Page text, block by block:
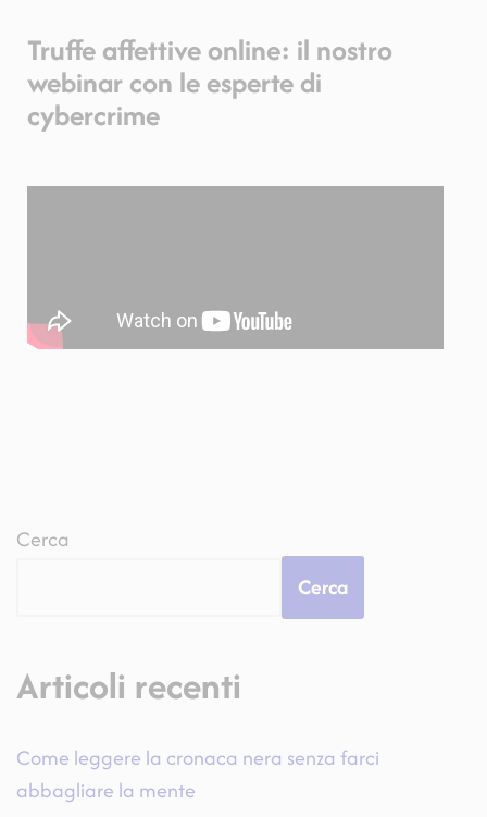
Truffe affettive online: il nostro
webinar con le esperte di
cybercrime
Cerca
Cerca
Articoli recenti
Come leggere la cronaca nera senza farci
abbagliare la mente